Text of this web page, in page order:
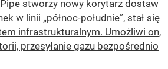
stworzy nowy korytarz dostaw
w linii „północ-południe”, stał się
infrastrukturalnym. Umożliwi on,
przesyłanie gazu bezpośrednio